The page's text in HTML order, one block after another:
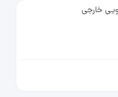
خارجی